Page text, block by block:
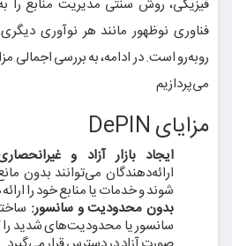
فیزیکی، روش سنتی مدیریت منابع را
فناوری نوظهور مانند هر نوآوری
روبه‌رو است. در ادامه، به بررسی اجمالی
می‌پردازیم
مزایای DePIN
ایجاد بازار آزاد و
ارائه‌دهندگان می‌توانند بدون
شوند و خدمات یا منابع خود را
بدون محدودیت و سانسور:
سانسور یا محدودیت‌های شدید